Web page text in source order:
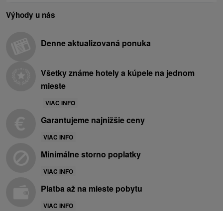
Výhody u nás
Denne aktualizovaná ponuka
Všetky známe hotely a kúpele na jednom
mieste
VIAC INFO
Garantujeme najnižšie ceny
VIAC INFO
Minimálne storno poplatky
VIAC INFO
Platba až na mieste pobytu
VIAC INFO